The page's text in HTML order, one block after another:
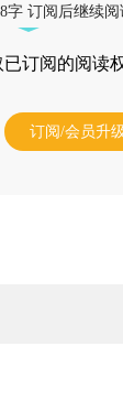
字 订阅后继续阅
已订阅的阅读
订阅/会员升